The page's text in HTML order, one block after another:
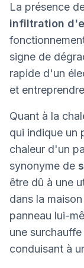
La présence
infiltration
signe de
rapide d'un
et
Quant à la
qui indique un
chaleur d'un
synonyme de
être dû à une
dans la
panneau lui-
une
conduisant à